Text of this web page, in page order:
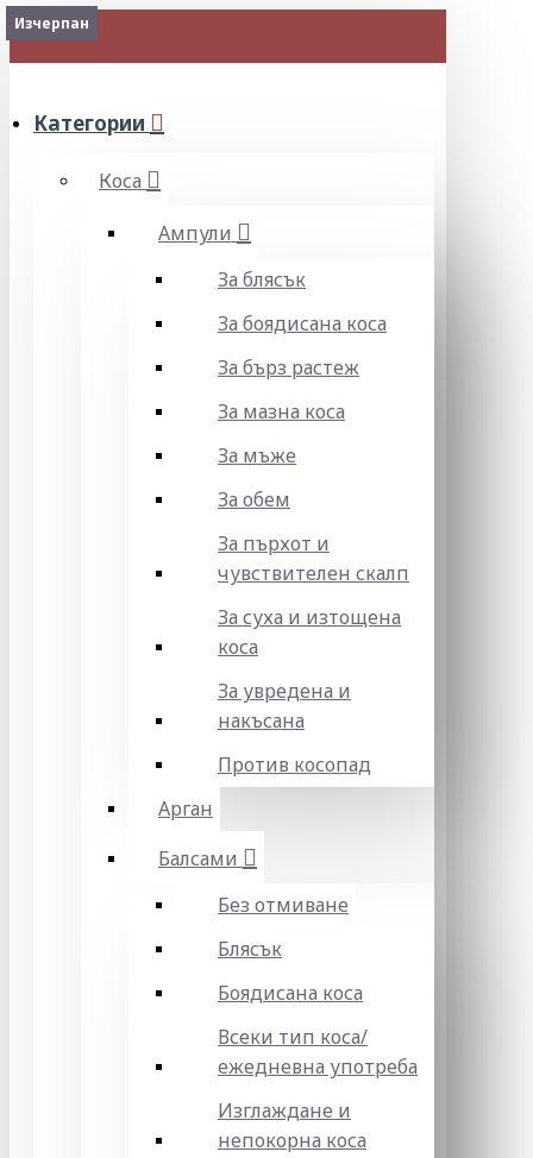
МЕНЮ
Категории
Коса
Ампули
За блясък
За боядисана коса
За бърз растеж
За мазна коса
За мъже
За обем
За пърхот и
чувствителен скалп
За суха и изтощена
коса
За увредена и
накъсана
Против косопад
Арган
Балсами
Без отмиване
Блясък
Боядисана коса
Всеки тип коса/
ежедневна употреба
Изглаждане и
непокорна коса
Изчерпан